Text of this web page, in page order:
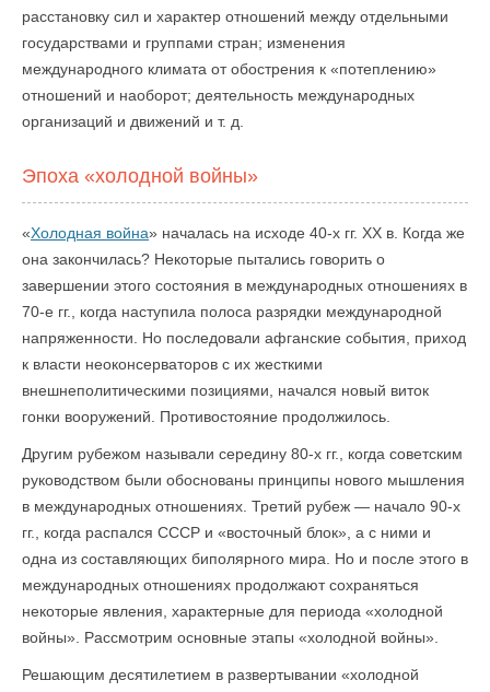
расстановку сил и характер отношений между отдельными
государствами и группами стран; изменения
международного климата от обострения к «потеплению»
отношений и наоборот; деятельность международных
организаций и движений и т. д.
Эпоха «холодной войны»
«Холодная война» началась на исходе 40-х гг. XX в. Когда же
она закончилась? Некоторые пытались говорить о
завершении этого состояния в международных отношениях в
70-е гг., когда наступила полоса разрядки международной
напряженности. Но последовали афганские события, приход
к власти неоконсерваторов с их жесткими
внешнеполитическими позициями, начался новый виток
гонки вооружений. Про­тивостояние продолжилось.
Другим рубежом называли середину 80-х гг., когда советским
руководством были обоснованы принципы нового мышления
в международных отношениях. Третий рубеж — начало 90-х
гг., когда распался СССР и «восточный блок», а с ними и
одна из составляющих биполярного мира. Но и после этого в
международных отношениях продолжают сохраняться
некоторые явления, характерные для периода «холодной
войны». Рассмотрим основные этапы «холодной войны».
Решающим десятилетием в развертывании «холодной